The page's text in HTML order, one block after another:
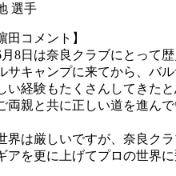
選手
田コメント】
8日は奈良クラブにとって
サキャンプに来てから、バ
い経験もたくさんしてきた
両親と共に正しい道を進ん
界は厳しいですが、奈良ク
アを更に上げてプロの世界